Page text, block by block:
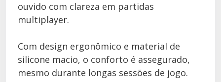
ouvido com clareza em partidas
multiplayer.
Com design ergonômico e material de
silicone macio, o conforto é assegurado,
mesmo durante longas sessões de jogo.